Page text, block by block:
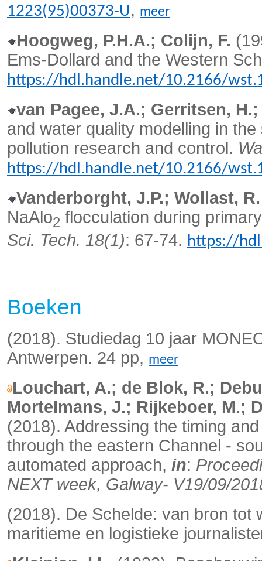
1223(95)00373-U, meer
Hoogweg, P.H.A.; Colijn, F.
Ems-Dollard and the Western
https://hdl.handle.net/10.2166/
van Pagee, J.A.; Gerritsen, H.;
and water quality modelling in
pollution research and control.
https://hdl.handle.net/10.2166/
Vanderborght, J.P.; Wollast, R.
NaAlo2 flocculation during
Sci. Tech. 18(1): 67-74. https://
Boeken
(2018). Studiedag 10 jaar
Antwerpen. 24 pp, meer
Louchart, A.; de Blok, R.;
Mortelmans, J.; Rijkeboer, M.;
(2018). Addressing the timing
through the eastern Channel -
automated approach, in:
NEXT week, Galway- V19/09/
(2018). De Schelde: van bron tot
maritieme en logistieke